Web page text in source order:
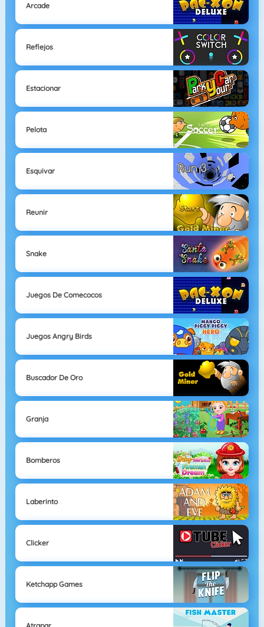
Arcade
Reflejos
Estacionar
Pelota
Esquivar
Reunir
Snake
Juegos De Comecocos
Juegos Angry Birds
Buscador De Oro
Granja
Bomberos
Laberinto
Clicker
Ketchapp Games